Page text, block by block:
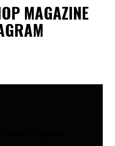
MAGAZINE